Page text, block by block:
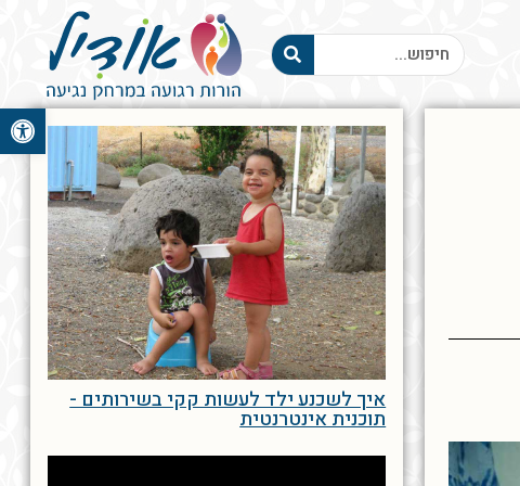
פתח
איך לשכנע ילד לעשות קקי בשירותים -
תוכנית אינטרנטית